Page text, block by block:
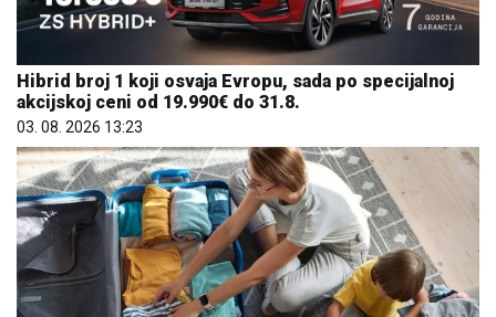
Hibrid broj 1 koji osvaja Evropu, sada po specijalnoj
akcijskoj ceni od 19.990€ do 31.8.
03. 08. 2026 13:23